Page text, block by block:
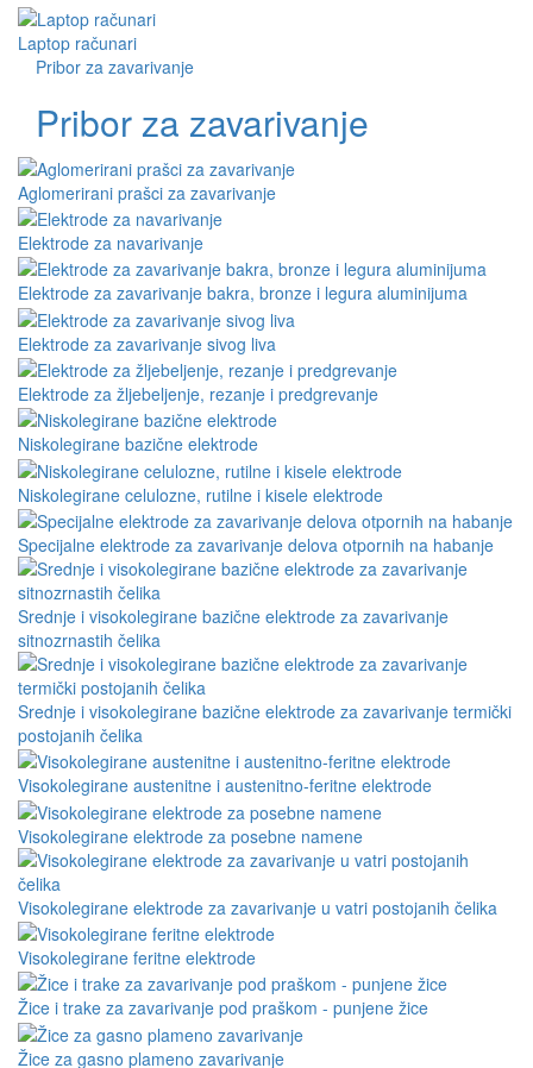
Laptop računari
Pribor za zavarivanje
Pribor za zavarivanje
Aglomerirani prašci za zavarivanje
Elektrode za navarivanje
Elektrode za zavarivanje bakra, bronze i legura aluminijuma
Elektrode za zavarivanje sivog liva
Elektrode za žljebeljenje, rezanje i predgrevanje
Niskolegirane bazične elektrode
Niskolegirane celulozne, rutilne i kisele elektrode
Specijalne elektrode za zavarivanje delova otpornih na habanje
Srednje i visokolegirane bazične elektrode za zavarivanje
sitnozrnastih čelika
Srednje i visokolegirane bazične elektrode za zavarivanje termički
postojanih čelika
Visokolegirane austenitne i austenitno-feritne elektrode
Visokolegirane elektrode za posebne namene
Visokolegirane elektrode za zavarivanje u vatri postojanih čelika
Visokolegirane feritne elektrode
Žice i trake za zavarivanje pod praškom - punjene žice
Žice za gasno plameno zavarivanje